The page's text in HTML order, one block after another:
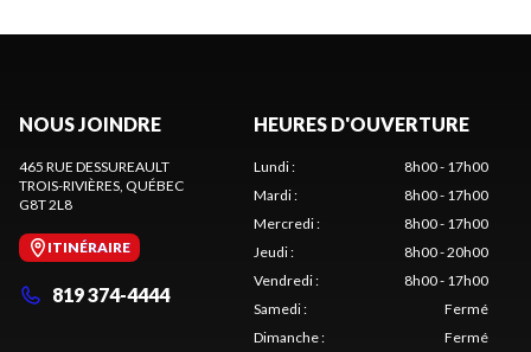
NOUS JOINDRE
465 RUE DESSUREAULT
TROIS-RIVIÈRES, QUÉBEC
G8T 2L8
ITINÉRAIRE
819 374-4444
HEURES D'OUVERTURE
Lundi:
8h00 - 17h00
Mardi:
8h00 - 17h00
Mercredi:
8h00 - 17h00
Jeudi:
8h00 - 20h00
Vendredi:
8h00 - 17h00
Samedi:
Fermé
Dimanche: Fermé